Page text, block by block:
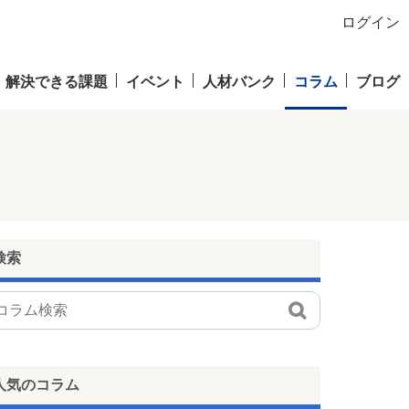
ログイン
解決できる課題 イベント 人材バンク コラム ブログ
索
気のコラム